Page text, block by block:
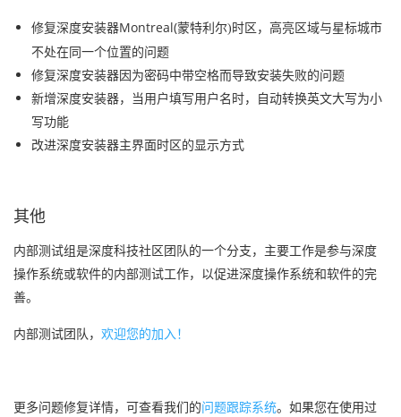
修复深度安装器Montreal(蒙特利尔) 时区， 高亮区域与星标城市
不处在同一个位置的问题
修复深度安装器因为密码中带空格而导致安装失败的问题
新增深度安装器，当用户填写用户名时，自动转换英文大写为小
写功能
改进深度安装器主界面时区的显示方式
其他
内部测试组是深度科技社区团队的一个分支，主要工作是参与深度
操作系统或软件的内部测试工作，以促进深度操作系统和软件的完
善。
内部测试团队， 欢迎您的加入！
更多问题修复详情，可查看我们的问题跟踪系统。如果您在使用过